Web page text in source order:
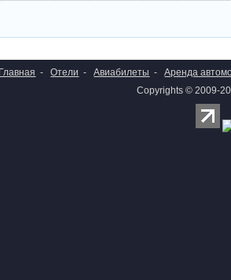
Главная - Отели - Авиабилеты -
Аренда
Copyrights © 2009-